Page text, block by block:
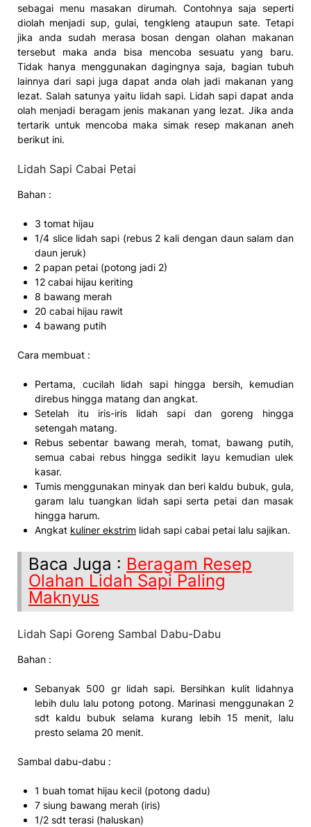
sebagai menu masakan dirumah. Contohnya saja seperti
diolah menjadi sup, gulai, tengkleng ataupun sate. Tetapi
jika anda sudah merasa bosan dengan olahan makanan
tersebut maka anda bisa mencoba sesuatu yang baru.
Tidak hanya menggunakan dagingnya saja, bagian tubuh
lainnya dari sapi juga dapat anda olah jadi makanan yang
lezat. Salah satunya yaitu lidah sapi. Lidah sapi dapat anda
olah menjadi beragam jenis makanan yang lezat. Jika anda
tertarik untuk mencoba maka simak resep makanan aneh
berikut ini.
Lidah Sapi Cabai Petai
Bahan :
3 tomat hijau
1/4 slice lidah sapi (rebus 2 kali dengan daun salam dan
daun jeruk)
2 papan petai (potong jadi 2)
12 cabai hijau keriting
8 bawang merah
20 cabai hijau rawit
4 bawang putih
Cara membuat :
Pertama, cucilah lidah sapi hingga bersih, kemudian
direbus hingga matang dan angkat.
Setelah itu iris-iris lidah sapi dan goreng hingga
setengah matang.
Rebus sebentar bawang merah, tomat, bawang putih,
semua cabai rebus hingga sedikit layu kemudian ulek
kasar.
Tumis menggunakan minyak dan beri kaldu bubuk, gula,
garam lalu tuangkan lidah sapi serta petai dan masak
hingga harum.
Angkat kuliner ekstrim lidah sapi cabai petai lalu sajikan.
Baca Juga : Beragam Resep
Olahan Lidah Sapi Paling
Maknyus
Lidah Sapi Goreng Sambal Dabu-Dabu
Bahan :
Sebanyak 500 gr lidah sapi. Bersihkan kulit lidahnya
lebih dulu lalu potong potong. Marinasi menggunakan 2
sdt kaldu bubuk selama kurang lebih 15 menit, lalu
presto selama 20 menit.
Sambal dabu-dabu :
1 buah tomat hijau kecil (potong dadu)
7 siung bawang merah (iris)
1/2 sdt terasi (haluskan)